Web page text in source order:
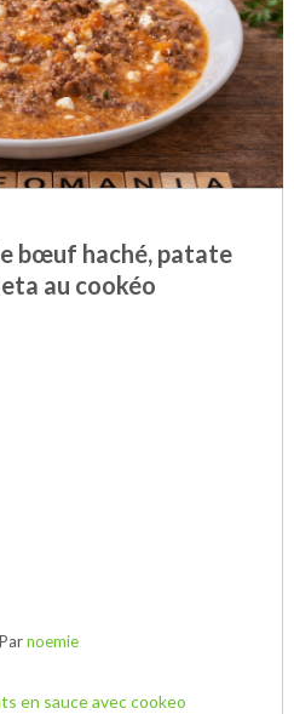
bœuf haché, patate
au cookéo
Parnoemie
en sauce avec cookeo